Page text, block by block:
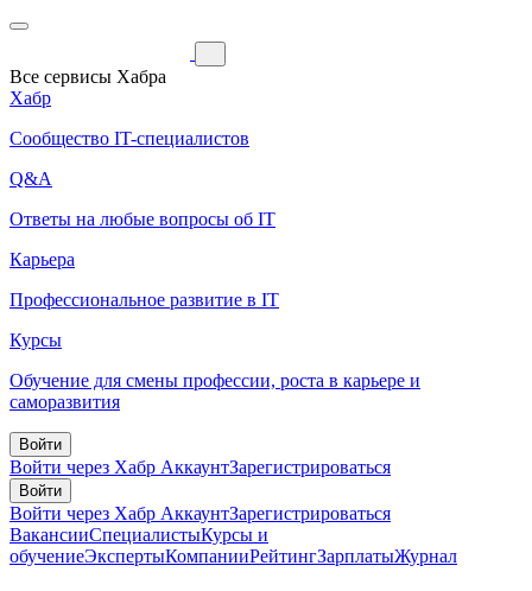
Все сервисы Хабра
Хабр
Сообщество IT-специалистов
Q&A
Ответы на любые вопросы об IT
Карьера
Профессиональное развитие в IT
Курсы
Обучение для смены профессии, роста в карьере и
саморазвития
Войти
Войти через Хабр АккаунтЗарегистрироваться
Войти
Войти через Хабр АккаунтЗарегистрироваться
ВакансииСпециалистыКурсы и
обучениеЭкспертыКомпанииРейтингЗарплатыЖурнал